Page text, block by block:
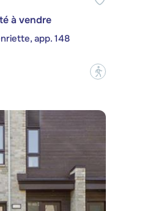
à vendre
app. 148
?